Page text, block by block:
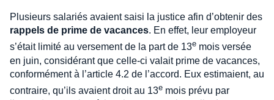
Plusieurs salariés avaient saisi la justice afin d’obtenir des
rappels de prime de vacances. En effet, leur employeur
s’était limité au versement de la part de 13e mois versée
en juin, considérant que celle-ci valait prime de vacances,
conformément à l’article 4.2 de l’accord. Eux estimaient, au
contraire, qu’ils avaient droit au 13e mois prévu par